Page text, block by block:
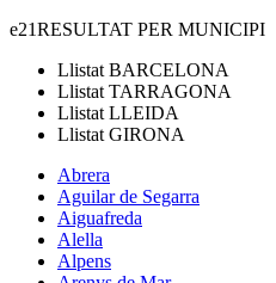
e21RESULTAT PER MUNICIPI
Llistat BARCELONA
Llistat TARRAGONA
Llistat LLEIDA
Llistat GIRONA
Abrera
Aguilar de Segarra
Aiguafreda
Alella
Alpens